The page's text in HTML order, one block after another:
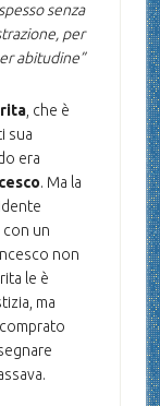
senza
per
abitudine”
, che è
sua
era
. Ma la
con un
non
le è
ma